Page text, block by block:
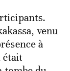
venu
à
était